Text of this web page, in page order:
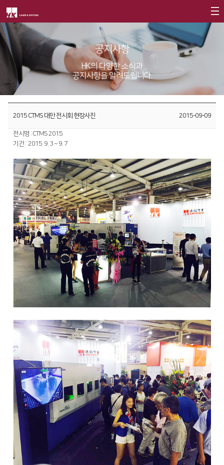
회사소개
CEO
회사연혁
CI소개
가치경영 ∨
핵심가치
Vision Statement
지사안내∨
Global Networks
국내지사
해외지사
제품소개
Fiber
FL3015
RS3015
FE Series
FC3015
HD Series
Conversion∨
FL3015 Conversion
PS Conversion
Gantry ∨
FO Series
HD Gantry Series
TL6527-S
TL9036-X
절곡기∨
유압 절곡기
전기 절곡기
디버링기
고객지원
교육일정
교육신청/문의
원격지원
HK Insight
자료실
투자정보
IR 자료실
사회공헌개요
사회공헌활동
공지사항
HK의 다양한 소식과
공지사항을 알려드립니다.
2015 CTMS 대만 전시회 현장사진 2015-09-09
전시명 : CTMS 2015
기간 : 2015. 9. 3 ~ 9. 7